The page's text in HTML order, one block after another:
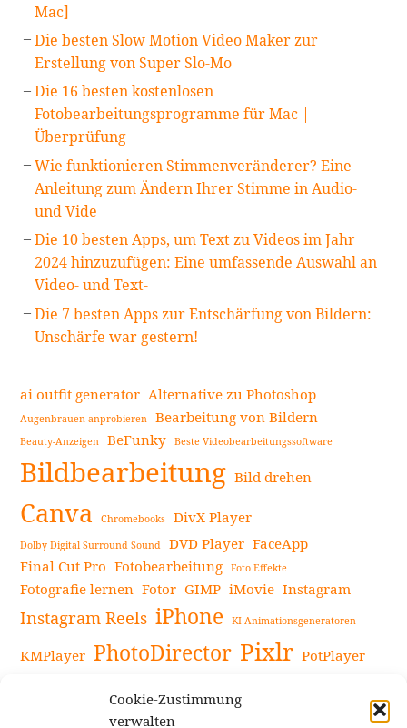
Cookie-Zustimmung
verwalten
Mac]
Die besten Slow Motion Video Maker zur
Erstellung von Super Slo-Mo
Die 16 besten kostenlosen
Fotobearbeitungsprogramme für Mac |
Überprüfung
Wie funktionieren Stimmenveränderer? Eine
Anleitung zum Ändern Ihrer Stimme in Audio-
und Vide
Die 10 besten Apps, um Text zu Videos im Jahr
2024 hinzuzufügen: Eine umfassende Auswahl an
Video- und Text-
Die 7 besten Apps zur Entschärfung von Bildern:
Unschärfe war gestern!
ai outfit generator Alternative zu Photoshop
Augenbrauen anprobieren Bearbeitung von Bildern
Beauty-Anzeigen BeFunky Beste Videobearbeitungssoftware
Bildbearbeitung Bild drehen
Canva Chromebooks DivX Player
Dolby Digital Surround Sound DVD Player FaceApp
Final Cut Pro Fotobearbeitung Foto Effekte
Fotografie lernen Fotor GIMP iMovie Instagram
Instagram Reels iPhone KI-Animationsgeneratoren
KMPlayer PhotoDirector Pixlr PotPlayer
Snapseed